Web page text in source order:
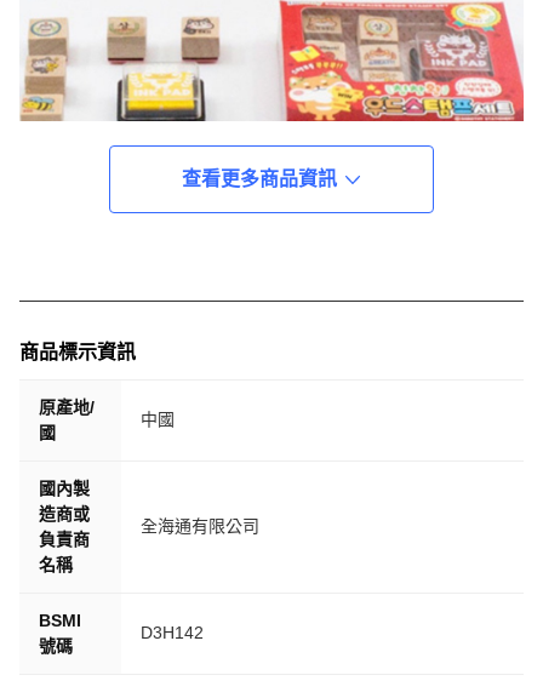
查看更多商品資訊
商品標示資訊
原產地/
國
中國
國內製
造商或
負責商
名稱
全海通有限公司
BSMI
號碼
D3H142